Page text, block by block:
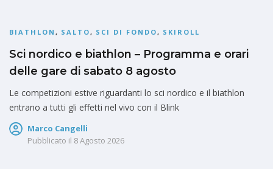
BIATHLON , SALTO, SCI DI FONDO, SKIROLL
Sci nordico e biathlon – Programma e orari
delle gare di sabato 8 agosto
Le competizioni estive riguardanti lo sci nordico e il biathlon
entrano a tutti gli effetti nel vivo con il Blink
Marco Cangelli
Pubblicato il 8 Agosto 2026